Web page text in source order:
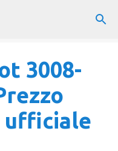
principali
3008-
ufficiale